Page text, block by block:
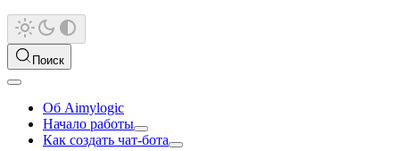
Поиск
Об Aimylogic
Начало работы
Как создать чат-бота